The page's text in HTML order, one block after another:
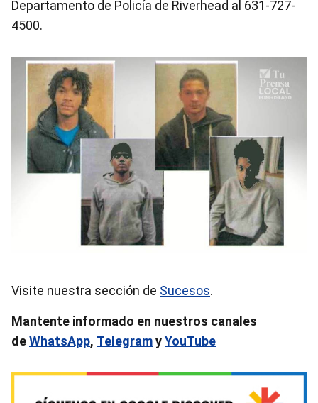
Departamento de Policía de Riverhead al 631-727-
4500.
Visite nuestra sección de Sucesos.
Mantente informado en nuestros canales
deWhatsApp, TelegramyYouTube